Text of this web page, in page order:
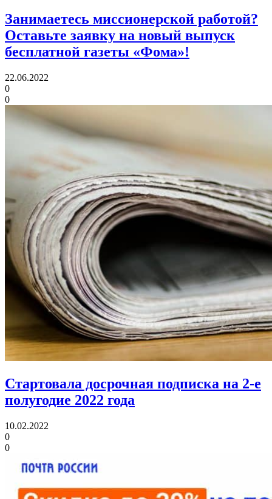
Занимаетесь миссионерской работой?
Оставьте заявку на новый выпуск
бесплатной газеты «Фома»!
22.06.2022
0
0
Стартовала досрочная подписка на 2-е
полугодие 2022 года
10.02.2022
0
0